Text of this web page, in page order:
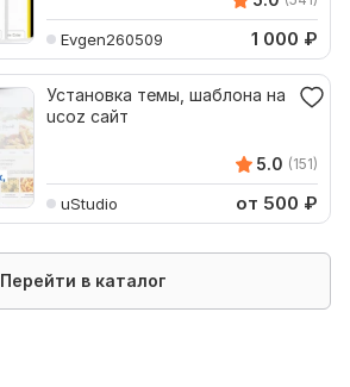
Evgen260509 1 000 ₽
Установка темы, шаблона на
ucoz сайт
5.0 (151)
uStudio от 500 ₽
Перейти в каталог